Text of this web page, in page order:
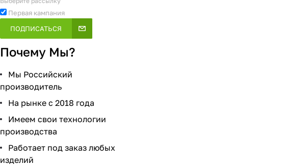
Первая кампания
ПОДПИСАТЬСЯ
Почему Мы?
Мы Российский
производитель
На рынке с 2018 года
Имеем свои технологии
производства
Работает под заказ любых
изделий